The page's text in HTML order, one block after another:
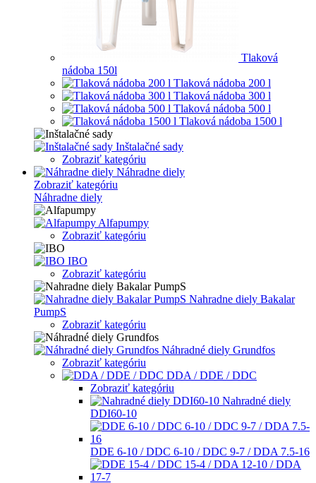
Tlaková
nádoba 150l
Tlaková nádoba 200 l
Tlaková nádoba 300 l
Tlaková nádoba 500 l
Tlaková nádoba 1500 l
Inštalačné sady
Zobraziť kategóriu
Náhradne diely
Zobraziť kategóriu
Náhradne diely
Alfapumpy
Zobraziť kategóriu
IBO
Zobraziť kategóriu
Nahradne diely Bakalar
PumpS
Zobraziť kategóriu
Náhradné diely Grundfos
Zobraziť kategóriu
DDA / DDE / DDC
Zobraziť kategóriu
Nahradné diely
DDI60-10
DDE 6-10 / DDC 6-10 / DDC 9-7 / DDA 7.5-16